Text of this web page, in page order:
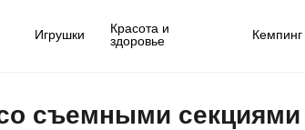
Игрушки Красота и
здоровье Кемпинг
съемными секциями